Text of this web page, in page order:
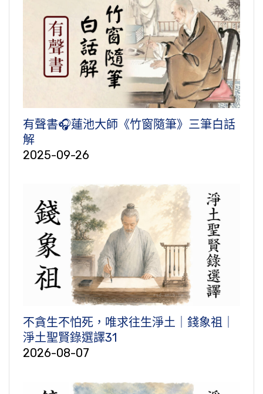
有聲書🎧蓮池大師《竹窗隨筆》三筆白話
解
2025-09-26
不貪生不怕死，唯求往生淨土｜錢象祖｜
淨土聖賢錄選譯31
2026-08-07